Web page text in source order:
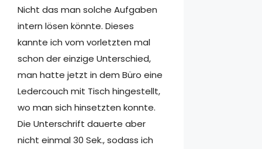
Nicht das man solche Aufgaben
intern lösen könnte. Dieses
kannte ich vom vorletzten mal
schon der einzige Unterschied,
man hatte jetzt in dem Büro eine
Ledercouch mit Tisch hingestellt,
wo man sich hinsetzten konnte.
Die Unterschrift dauerte aber
nicht einmal 30 Sek., sodass ich